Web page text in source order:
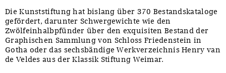
Die Kunststiftung hat bislang über 370 Bestandskataloge
gefördert, darunter Schwergewichte wie den
Zwölfeinhalbpfünder über den exquisiten Bestand der
Graphischen Sammlung von Schloss Friedenstein in
Gotha oder das sechsbändige Werkverzeichnis Henry van
de Veldes aus der Klassik Stiftung Weimar.